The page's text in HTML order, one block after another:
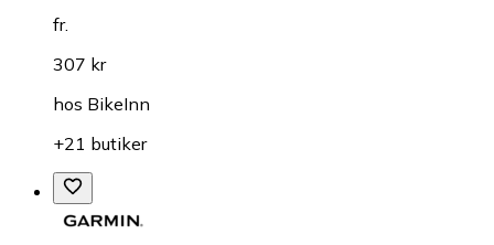
fr.
307 kr
hos BikeInn
+21 butiker